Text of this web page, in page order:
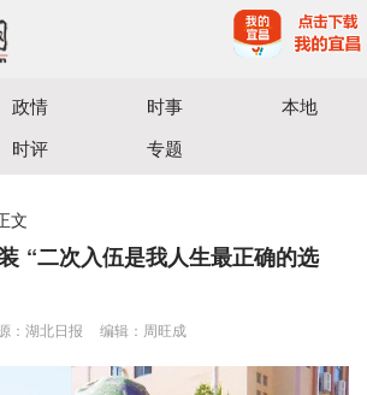
主办
政情 时事
本地
时评 专题
文
“二次入伍是我人生最正确的选
：湖北日报 编辑：周旺成